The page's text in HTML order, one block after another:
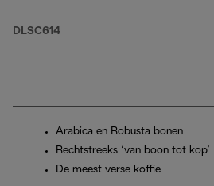
DLSC614
Arabica en Robusta bonen
Rechtstreeks ‘van boon tot kop’
De meest verse koffie